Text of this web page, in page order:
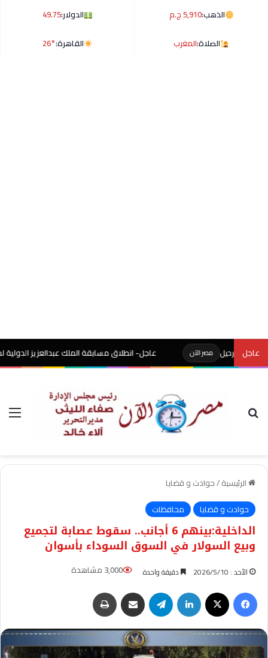
الذهب:5,910 ج.م الدولار:49.75
الصلاة:المغرب القاهرة:26°
عاجل مصر الآن عاجل- انطلاق مسابقة الملك عبدالعزيز الدولية لحفظ
بحث عن
الرئيسية/حوادث و قضايا
حوادث و قضايا
محافظات
الداخلية:بينهم 6 أجانب.. سقوط عصابة لتجميع
وبيع السولار في السوق السوداء بأسوان
الأحد : 2026/5/10 دقيقة واحدة
3,000 مشاهدة
فيسبوك
لينكدإن تيلقرام مشاركة عبر البريد